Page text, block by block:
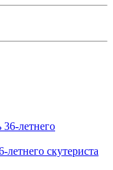
скутериста